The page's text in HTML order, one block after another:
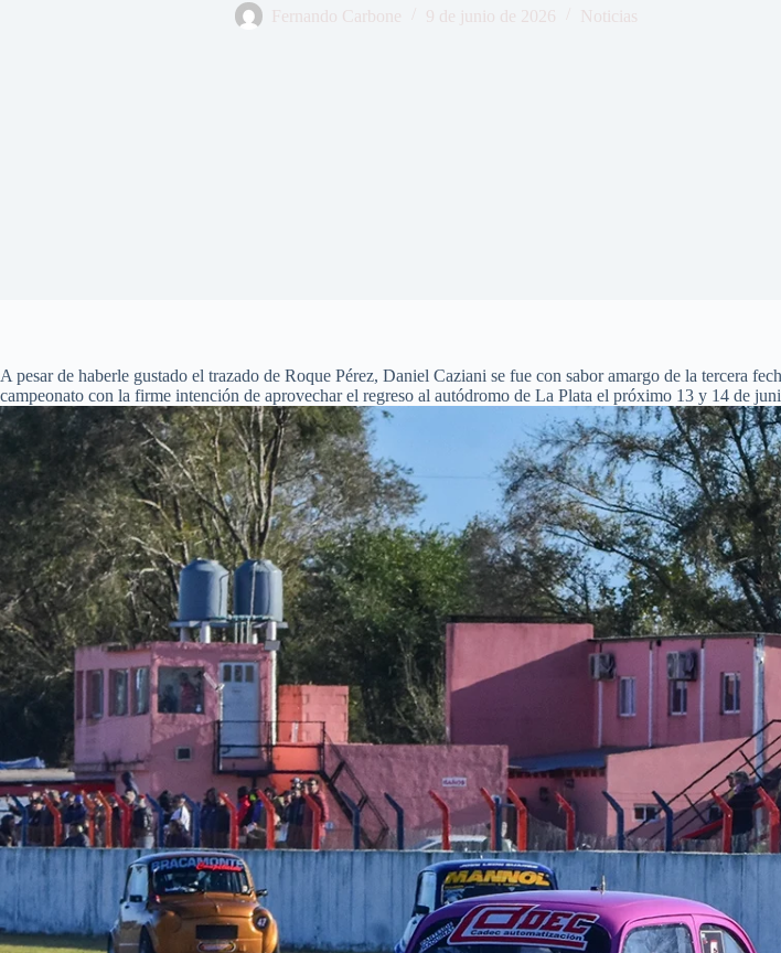
Fernando Carbone 9 de junio de 2026 Noticias
A pesar de haberle gustado el trazado de Roque Pérez, Daniel Caziani se fue con sabor amargo de la tercera
campeonato con la firme intención de aprovechar el regreso al autódromo de La Plata el próximo 13 y 14 de